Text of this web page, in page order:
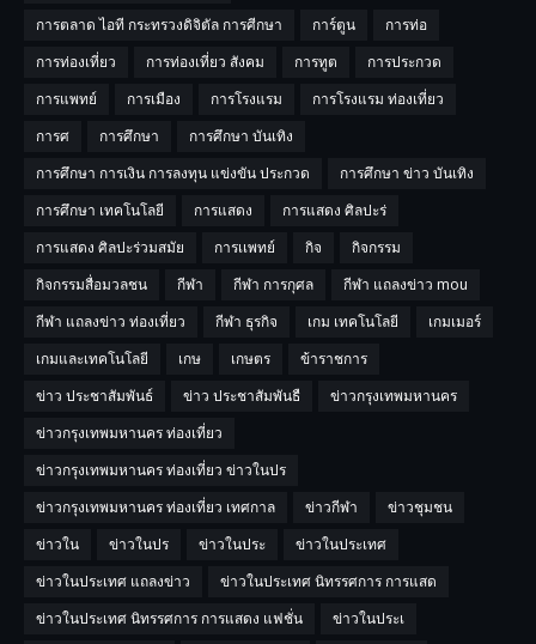
การตลาด ไอที กระทรวงดิจิตัล การศีกษา
การ์ตูน
การท่อ
การท่องเที่ยว
การท่องเที่ยว สังคม การทูต
การประกวด
การแพทย์
การเมือง การโรงแรม
การโรงแรม ท่องเที่ยว
การศ
การศึกษา
การศึกษา บันเทิง
การศึกษา การเงิน การลงทุน แข่งขัน ประกวด
การศึกษา ข่าว บันเทิง
การศึกษา เทคโนโลยี
การแสดง
การแสดง ศิลปะร่
การแสดง ศิลปะร่วมสมัย
การเเพทย์ กิจ
กิจกรรม
กิจกรรมสื่อมวลชน
กีฬา กีฬา การกุศล
กีฬา แถลงข่าว mou
กีฬา แถลงข่าว ท่องเที่ยว
กีฬา ธุรกิจ เกม เทคโนโลยี
เกมเมอร์
เกมและเทคโนโลยี
เกษ เกษตร
ข้าราชการ
ข่าว ประชาสัมพันธ์
ข่าว ประชาสัมพันธื
ข่าวกรุงเทพมหานคร
ข่าวกรุงเทพมหานคร ท่องเที่ยว
ข่าวกรุงเทพมหานคร ท่องเที่ยว ข่าวในปร
ข่าวกรุงเทพมหานคร ท่องเที่ยว เทศกาล
ข่าวกีฬา
ข่าวชุมชน
ข่าวใน
ข่าวในปร ข่าวในประ
ข่าวในประเทศ
ข่าวในประเทศ แถลงข่าว
ข่าวในประเทศ นิทรรศการ การแสด
ข่าวในประเทศ นิทรรศการ การแสดง แฟชั่น
ข่าวในประเ